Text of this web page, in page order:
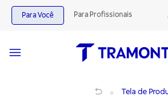
Para Você Para Profissionais
Tela de